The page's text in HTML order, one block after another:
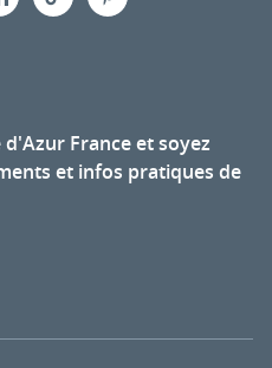
France et soyez
et infos pratiques de